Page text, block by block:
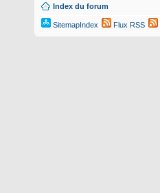
Index du forum
SitemapIndex Flux RSS